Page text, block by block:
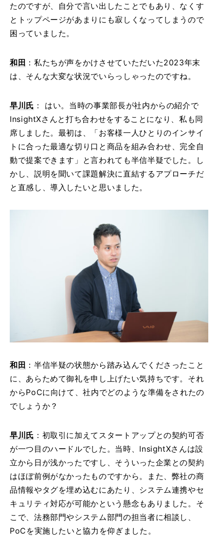
たのですが、自分で言い出したことでもあり、なくす
とトップページがあまりにも寂しくなってしまうので
困っていました。
和田 ：私たちが声をかけさせていただいた2023年末
は、そんな大変な状況でいらっしゃったのですね。
早川氏： はい。当時の事業部長が社内からの紹介で
InsightXさんと打ち合わせをすることになり、私も同
席しました。最初は、「お客様一人ひとりのインサイ
トに合った最適な切り口と商品を組み合わせ、完全自
動で提案できます」と言われても半信半疑でした。し
かし、説明を聞いて課題解決に直結するアプローチだ
と直感し、導入したいと思いました。
和田 ：半信半疑の状態から踏み込んでくださったこと
に、あらためて御礼を申し上げたい気持ちです。それ
からPoCに向けて、社内でどのような準備をされたの
でしょうか？
早川氏：初取引に加えてスタートアップとの契約可否
が一つ目のハードルでした。当時、InsightXさんは設
立から日が浅かったですし、そういった企業との契約
はほぼ前例がなかったものですから。また、弊社の商
品情報やタグを埋め込むにあたり、システム連携やセ
キュリティ対応が可能かという懸念もありました。そ
こで、法務部門やシステム部門の担当者に相談し、
PoCを実施したいと協力を仰ぎました。